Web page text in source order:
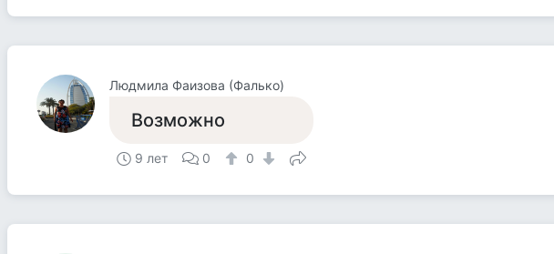
Людмила Фаизова (Фалько)
Возможно
9 лет 0 0